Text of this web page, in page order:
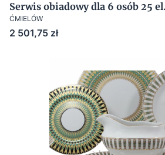
Serwis obiadowy dla 6 osób 25
ĆMIELÓW
Cena
2 501,75 zł